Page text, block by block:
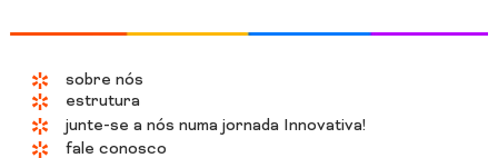
sobre nós
estrutura
junte-se a nós numa jornada Innovativa!
fale conosco